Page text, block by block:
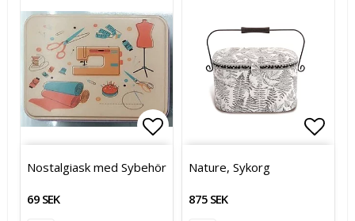
Lägg till i favoritlistan
Nostalgiask med Sybehör
69 SEK
Nature, Sykorg
875 SEK